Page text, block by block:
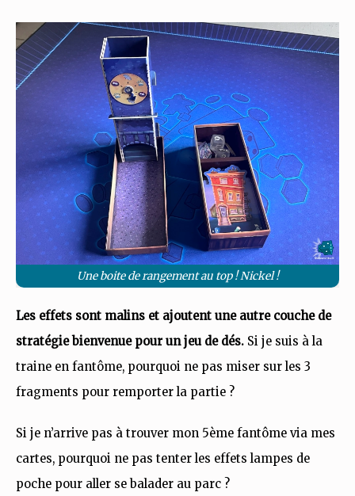
Une boite de rangement au top ! Nickel !
Les effets sont malins et ajoutent une autre couche de
stratégie bienvenue pour un jeu de dés. Si je suis à la
traine en fantôme, pourquoi ne pas miser sur les 3
fragments pour remporter la partie ?
Si je n’arrive pas à trouver mon 5ème fantôme via mes
cartes, pourquoi ne pas tenter les effets lampes de
poche pour aller se balader au parc ?